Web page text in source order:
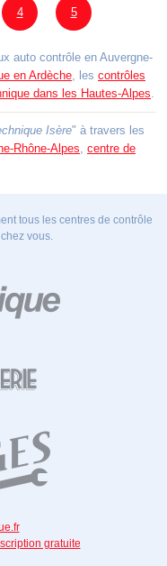
4 5
auto contrôle en Auvergne-
en Ardèche , les contrôles
dans les Hautes-Alpes
Isère" à travers les
Rhône-Alpes
centre de
tous les centres de contrôle
vous.
gratuite